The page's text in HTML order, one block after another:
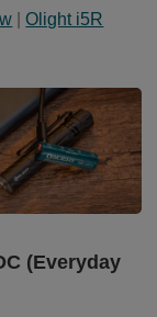
|Olight i5R
(Everyday